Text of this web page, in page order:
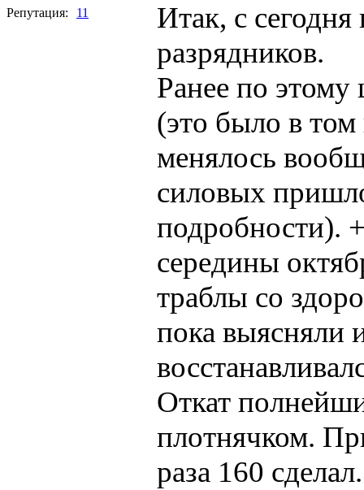
Репутация: 11
Итак, с
разрядников.
Ранее по этому
(это было в том
менялось
силовых
подробности).
середины
траблы со
пока выясняли
Откат
плотнячком.
раза 160